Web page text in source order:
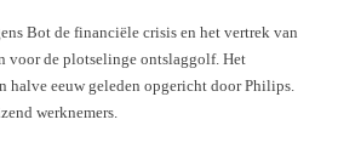
Bot de financiële crisis en het vertrek van
voor de plotselinge ontslaggolf. Het
halve eeuw geleden opgericht door Philips.
werknemers.